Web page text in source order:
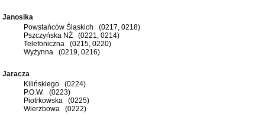
Janosika
Powstańców Śląskich (0217, 0218)
Pszczyńska NŻ (0221, 0214)
Telefoniczna (0215, 0220)
Wyżynna (0219, 0216)
Jaracza
Kilińskiego (0224)
P.O.W. (0223)
Piotrkowska (0225)
Wierzbowa (0222)